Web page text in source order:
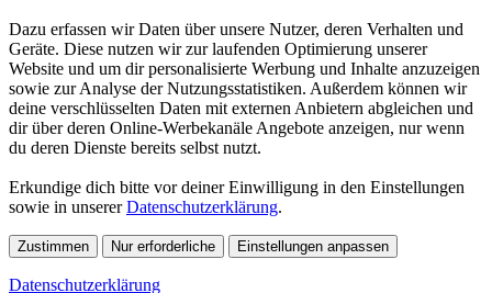
Dazu erfassen wir Daten über unsere Nutzer, deren Verhalten und
Geräte. Diese nutzen wir zur laufenden Optimierung unserer
Website und um dir personalisierte Werbung und Inhalte anzuzeigen
sowie zur Analyse der Nutzungsstatistiken. Außerdem können wir
deine verschlüsselten Daten mit externen Anbietern abgleichen und
dir über deren Online-Werbekanäle Angebote anzeigen, nur wenn
du deren Dienste bereits selbst nutzt.
Erkundige dich bitte vor deiner Einwilligung in den Einstellungen
sowie in unsererDatenschutzerklärung.
Zustimmen Nur erforderliche Einstellungen anpassen
Datenschutzerklärung